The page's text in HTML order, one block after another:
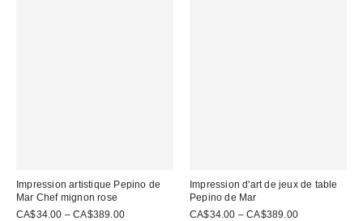
Impression artistique Pepino de
Mar Chef mignon rose
CA$34.00 – CA$389.00
Impression d'art de jeux de table
Pepino de Mar
CA$34.00 – CA$389.00